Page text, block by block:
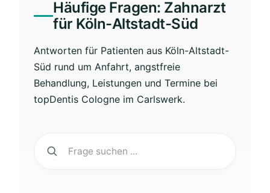
Häufige Fragen: Zahnarzt
für Köln-Altstadt-Süd
Antworten für Patienten aus Köln-Altstadt-
Süd rund um Anfahrt, angstfreie
Behandlung, Leistungen und Termine bei
topDentis Cologne im Carlswerk.